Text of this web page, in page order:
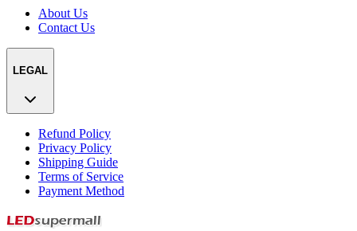
About Us
Contact Us
LEGAL
Refund Policy
Privacy Policy
Shipping Guide
Terms of Service
Payment Method